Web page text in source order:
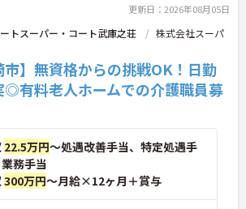
更新日：2026年08月05日
トスーパー・コート武庫之荘
株式会社スーパ
市】無資格からの挑戦OK！日勤
有料老人ホームでの介護職員募
22.5万円～処遇改善手当、特定処遇手
務手当
300万円～月給×12ヶ月＋賞与